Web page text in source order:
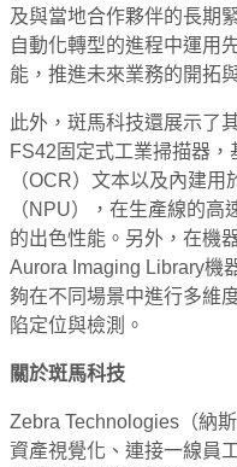
及與當地合作夥伴的長期
自動化轉型的進程中運用
能，推進未來業務的開拓
此外，斑馬科技還展示了
FS42固定式工業掃描器
（OCR）文本以及內建
（NPU），在生產線的
的出色性能。另外，在機
Aurora Imaging Library機
夠在不同場景中進行多維
陷定位與檢測。
關於斑馬科技
Zebra Technologies（納
資產視覺化、連接一線員